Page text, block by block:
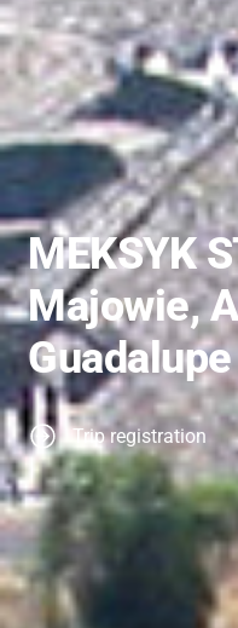
MEKSYK
Majowie,
Guadalupe
Trip registration